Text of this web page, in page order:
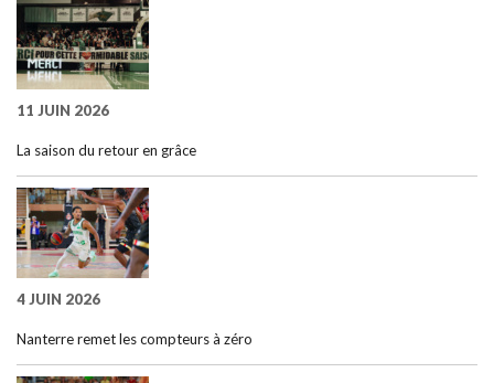
11 JUIN 2026
La saison du retour en grâce
4 JUIN 2026
Nanterre remet les compteurs à zéro